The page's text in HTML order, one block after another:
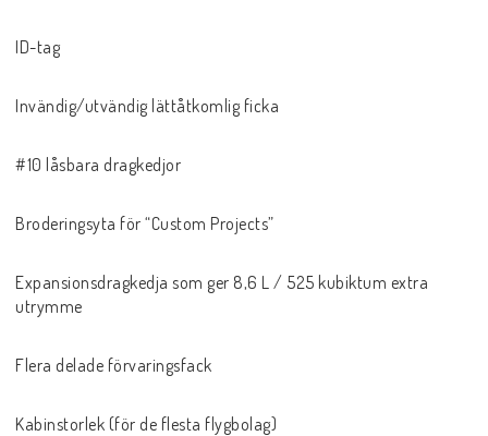
ID-tag
Invändig/utvändig lättåtkomlig ficka
#10 låsbara dragkedjor
Broderingsyta för “Custom Projects”
Expansionsdragkedja som ger 8,6 L / 525 kubiktum extra
utrymme
Flera delade förvaringsfack
Kabinstorlek (för de flesta flygbolag)